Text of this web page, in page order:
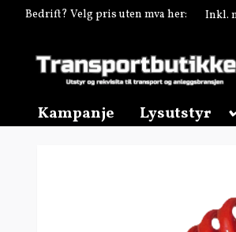
Bedrift? Velg pris uten mva her: Inkl.
Kampanje Lysutstyr